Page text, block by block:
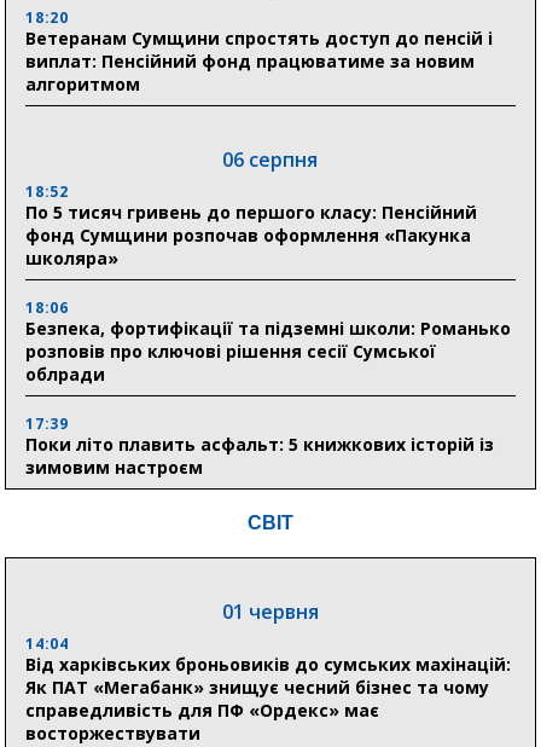
18:20
Ветеранам Сумщини спростять доступ до пенсій і
виплат: Пенсійний фонд працюватиме за новим
алгоритмом
06 серпня
18:52
По 5 тисяч гривень до першого класу: Пенсійний
фонд Сумщини розпочав оформлення «Пакунка
школяра»
18:06
Безпека, фортифікації та підземні школи: Романько
розповів про ключові рішення сесії Сумської
облради
17:39
Поки літо плавить асфальт: 5 книжкових історій із
зимовим настроєм
УЗД та обладнання від партнерів із Німеччини
10:52
Кобзар домовляється із Червоним Хрестом про нові
укриття та енергетичну підтримку для Сумської
громади
СВІТ
01 червня
14:04
Від харківських броньовиків до сумських махінацій:
Як ПАТ «Мегабанк» знищує чесний бізнес та чому
справедливість для ПФ «Ордекс» має
восторжествувати